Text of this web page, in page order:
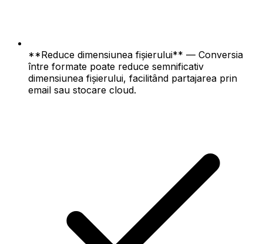
**Reduce dimensiunea fișierului** — Conversia
între formate poate reduce semnificativ
dimensiunea fișierului, facilitând partajarea prin
email sau stocare cloud.